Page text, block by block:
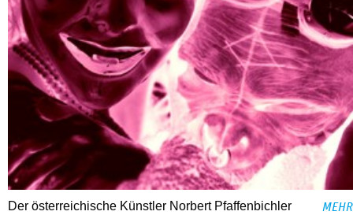
Der österreichische Künstler Norbert Pfaffenbichler
MEHR